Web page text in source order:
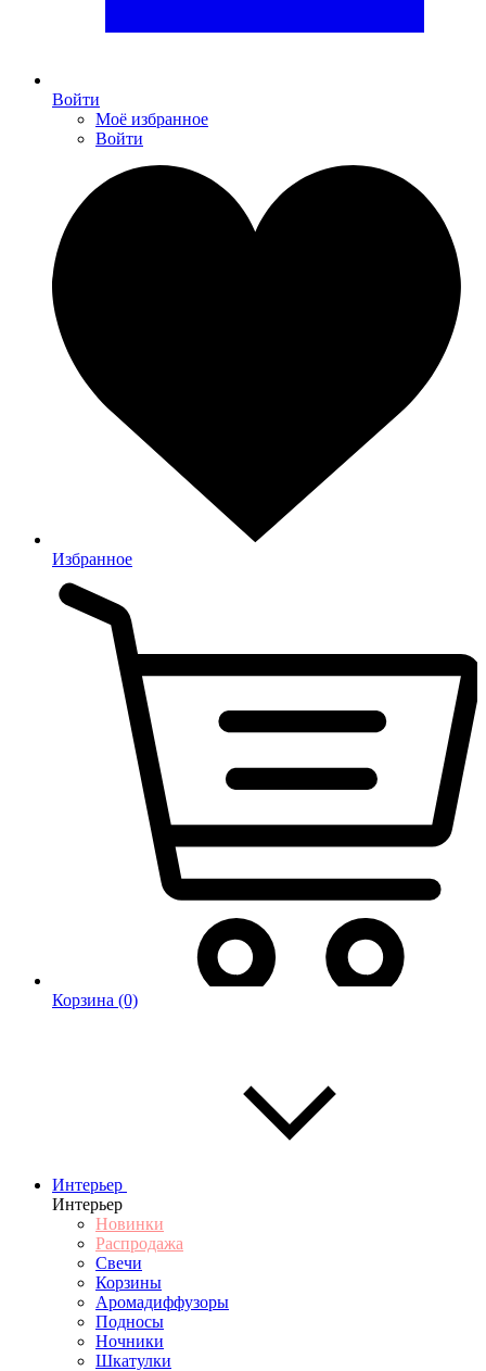
Войти
Моё избранное
Войти
Избранное
Корзина (0)
Интерьер
Интерьер
Новинки
Распродажа
Свечи
Корзины
Аромадиффузоры
Подносы
Ночники
Шкатулки